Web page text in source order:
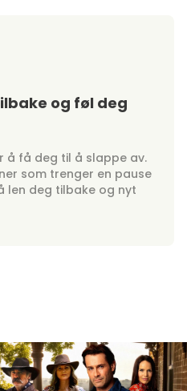
og føl deg
å få deg til å slappe av.
som trenger en pause
len deg tilbake og nyt